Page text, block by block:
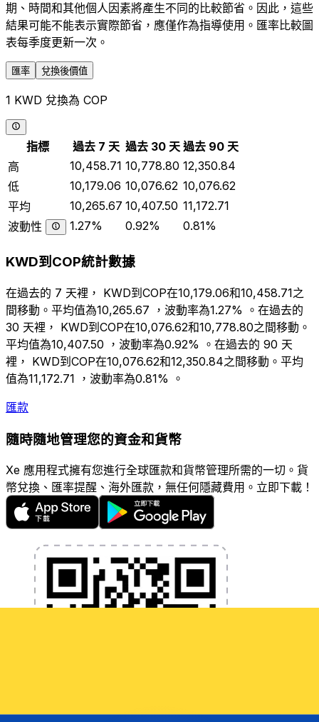
期、時間和其他個人因素將產生不同的比較節省。因此，這些
結果可能不能表示實際節省，應僅作為指導使用。匯率比較圖
表每季度更新一次。
匯率 兌換後價值
1 KWD 兌換為 COP
指標 過去 7 天 過去 30 天 過去 90 天
高
10,458.71 10,778.80 12,350.84
低
10,179.06 10,076.62 10,076.62
平均
10,265.67 10,407.50 11,172.71
波動性
1.27% 0.92% 0.81%
KWD到COP統計數據
在過去的 7 天裡， KWD到COP在10,179.06和10,458.71之
間移動。平均值為10,265.67 ，波動率為1.27% 。在過去的
30 天裡， KWD到COP在10,076.62和10,778.80之間移動。
平均值為10,407.50 ，波動率為0.92% 。在過去的 90 天
裡， KWD到COP在10,076.62和12,350.84之間移動。平均
值為11,172.71 ，波動率為0.81% 。
匯款
隨時隨地管理您的資金和貨幣
Xe 應用程式擁有您進行全球匯款和貨幣管理所需的一切。貨
幣兌換、匯率提醒、海外匯款，無任何隱藏費用。立即下載！